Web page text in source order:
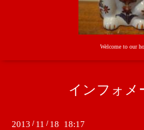
Welcome to our
インフォメ
2013 / 11 / 18 18:17